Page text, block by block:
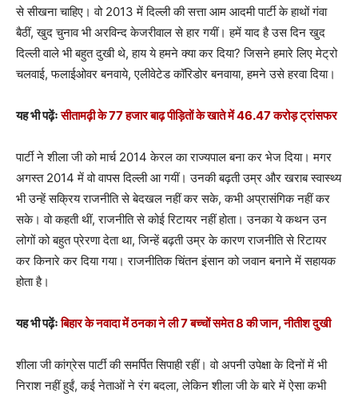
से सीखना चाहिए। वो 2013 में दिल्ली की सत्ता आम आदमी पार्टी के हाथों गंवा
बैठीं, खुद चुनाव भी अरविन्द केजरीवाल से हार गयीं। हमें याद है उस दिन खुद
दिल्ली वाले भी बहुत दुखी थे, हाय ये हमने क्या कर दिया? जिसने हमारे लिए मेट्रो
चलवाई, फलाईओवर बनवाये, एलीवेटेड कॉरिडोर बनवाया, हमने उसे हरवा दिया।
यह भी पढ़ेंःसीतामढ़ी के 77 हजार बाढ़ पीड़ितों के खाते में 46.47 करोड़ ट्रांसफर
पार्टी ने शीला जी को मार्च 2014 केरल का राज्यपाल बना कर भेज दिया। मगर
अगस्त 2014 में वो वापस दिल्ली आ गयीं। उनकी बढ़ती उम्र और खराब स्वास्थ्य
भी उन्हें सक्रिय राजनीति से बेदखल नहीं कर सके, कभी अप्रासंगिक नहीं कर
सके। वो कहती थीं, राजनीति से कोई रिटायर नहीं होता। उनका ये कथन उन
लोगों को बहुत प्रेरणा देता था, जिन्हें बढ़ती उम्र के कारण राजनीति से रिटायर
कर किनारे कर दिया गया। राजनीतिक चिंतन इंसान को जवान बनाने में सहायक
होता है।
यह भी पढ़ेंःबिहार के नवादा में ठनका ने ली 7 बच्चों समेत 8 की जान, नीतीश दुखी
शीला जी कांग्रेस पार्टी की समर्पित सिपाही रहीं। वो अपनी उपेक्षा के दिनों में भी
निराश नहीं हुईं, कई नेताओं ने रंग बदला, लेकिन शीला जी के बारे में ऐसा कभी